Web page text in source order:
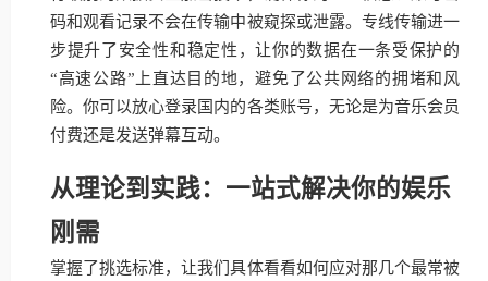
码和观看记录不会在传输中被窥探或泄露。专线传输进一
步提升了安全性和稳定性，让你的数据在一条受保护的
“高速公路”上直达目的地，避免了公共网络的拥堵和风
险。你可以放心登录国内的各类账号，无论是为音乐会员
付费还是发送弹幕互动。
从理论到实践：一站式解决你的娱乐
刚需
掌握了挑选标准，让我们具体看看如何应对那几个最常被